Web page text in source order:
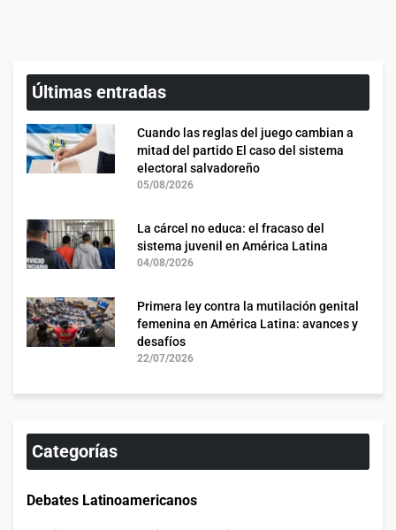
Últimas entradas
Cuando las reglas del juego cambian a
mitad del partido El caso del sistema
electoral salvadoreño
05/08/2026
La cárcel no educa: el fracaso del
sistema juvenil en América Latina
04/08/2026
Primera ley contra la mutilación genital
femenina en América Latina: avances y
desafíos
22/07/2026
Categorías
Debates Latinoamericanos